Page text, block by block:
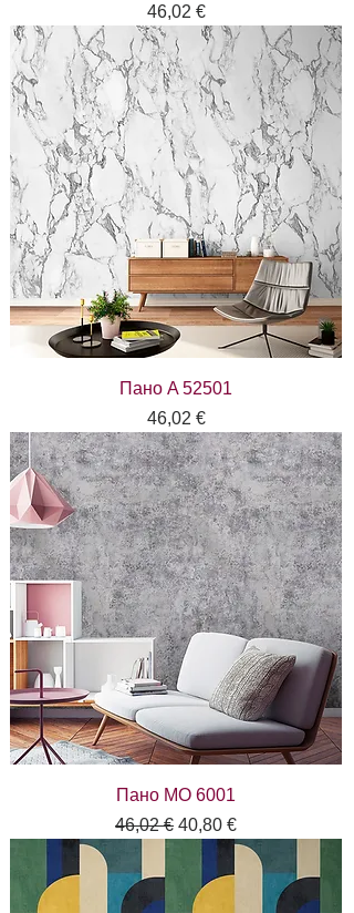
Цена
46,02 €
Пано A 52501
Цена
46,02 €
Пано MO 6001
Редовна цена
46,02 € Продажна цена
40,80 €